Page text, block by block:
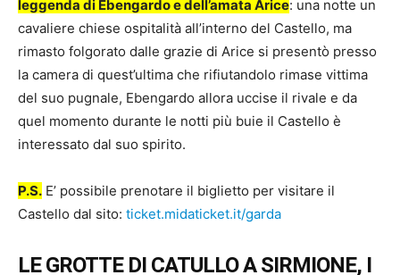
leggenda di Ebengardo e dell’amata Arice: una notte un
cavaliere chiese ospitalità all’interno del Castello, ma
rimasto folgorato dalle grazie di Arice si presentò presso
la camera di quest’ultima che rifiutandolo rimase vittima
del suo pugnale, Ebengardo allora uccise il rivale e da
quel momento durante le notti più buie il Castello è
interessato dal suo spirito.
P.S. E’ possibile prenotare il biglietto per visitare il
Castello dal sito: ticket.midaticket.it/garda
LE GROTTE DI CATULLO A SIRMIONE, I